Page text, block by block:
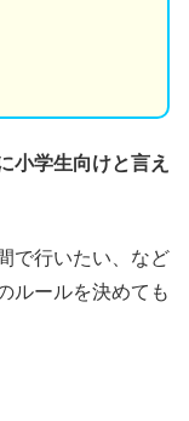
小学生向けと言え
で行いたい、など
ルールを決めても